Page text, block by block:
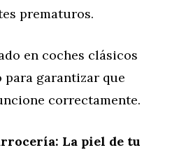
prematuros.
en coches clásicos
garantizar que
correctamente.
La piel de tu